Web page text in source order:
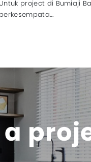
Untuk project di Bumiaji
berkesempata...
a